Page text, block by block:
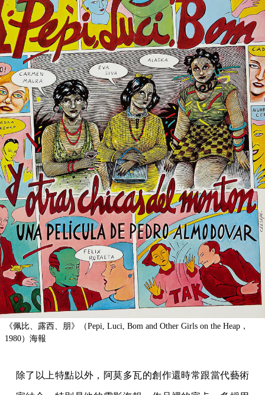
《佩比、露西、朋》（Pepi, Luci, Bom and Other Girls on the Heap，
1980）海報
除了以上特點以外，阿莫多瓦的創作還時常跟當代藝術